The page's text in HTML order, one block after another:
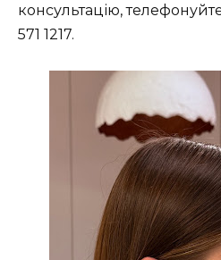
консультацію,
571 1217.